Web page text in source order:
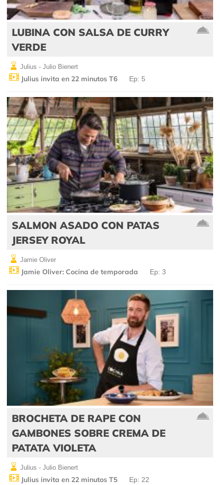
LUBINA CON SALSA DE CURRY
VERDE
Julius - Julio Bienert
Julius invita en 22 minutos T6 Ep: 5
SALMON ASADO CON PATAS
JERSEY ROYAL
Jamie Oliver
Jamie Oliver: Cocina de temporada Ep: 3
BROCHETA DE RAPE CON
GAMBONES SOBRE CREMA DE
PATATA VIOLETA
Julius - Julio Bienert
Julius invita en 22 minutos T5 Ep: 22